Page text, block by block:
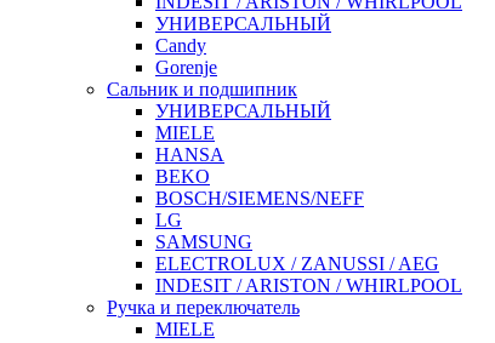
УНИВЕРСАЛЬНЫЙ
Candy
Gorenje
Сальник и подшипник
УНИВЕРСАЛЬНЫЙ
MIELE
HANSA
BEKO
BOSCH/SIEMENS/NEFF
LG
SAMSUNG
ELECTROLUX / ZANUSSI / AEG
INDESIT / ARISTON / WHIRLPOOL
Ручка и переключатель
MIELE